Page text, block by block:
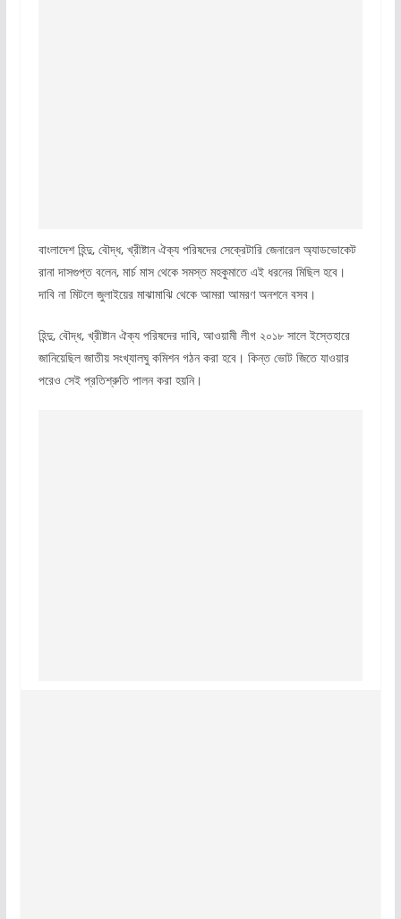
বাংলাদেশ হিন্দু, বৌদ্ধ, খ্রীষ্টান ঐক্য পরিষদের সেক্রেটারি জেনারেল অ্যাডভোকেট
রানা দাসগুপ্ত বলেন, মার্চ মাস থেকে সমস্ত মহকুমাতে এই ধরনের মিছিল হবে।
দাবি না মিটলে জুলাইয়ের মাঝামাঝি থেকে আমরা আমরণ অনশনে বসব।
হিন্দু, বৌদ্ধ, খ্রীষ্টান ঐক্য পরিষদের দাবি, আওয়ামী লীগ ২০১৮ সালে ইস্তেহারে
জানিয়েছিল জাতীয় সংখ্যালঘু কমিশন গঠন করা হবে। কিন্ত ভোট জিতে যাওয়ার
পরেও সেই প্রতিশ্রুতি পালন করা হয়নি।